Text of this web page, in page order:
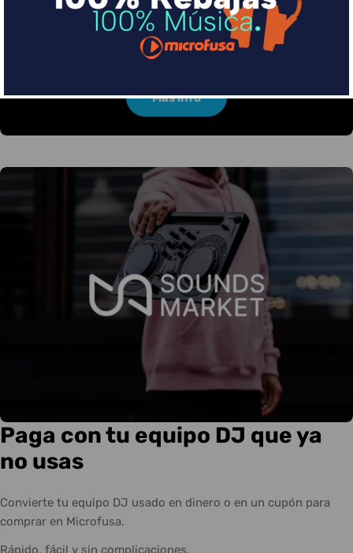
Financia tus compras con Sequra
Divide en 3 sin coste o hasta en 18 meses por una
pequeña cuota al mes con Sequra
Más info
Paga con tu equipo DJ que ya
no usas
Convierte tu equipo DJ usado en dinero o en un cupón para
comprar en Microfusa.
Rápido, fácil y sin complicaciones.